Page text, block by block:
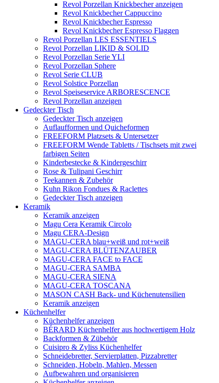
Revol Porzellan Knickbecher anzeigen
Revol Knickbecher Cappuccino
Revol Knickbecher Espresso
Revol Knickbecher Espresso Flaggen
Revol Porzellan LES ESSENTIELS
Revol Porzellan LIKID & SOLID
Revol Porzellan Serie YLI
Revol Porzellan Sphere
Revol Serie CLUB
Revol Solstice Porzellan
Revol Speiseservice ARBORESCENCE
Revol Porzellan anzeigen
Gedeckter Tisch
Gedeckter Tisch anzeigen
Auflaufformen und Quicheformen
FREEFORM Platzsets & Untersetzer
FREEFORM Wende Tabletts / Tischsets mit zwei
farbigen Seiten
Kinderbestecke & Kindergeschirr
Rose & Tulipani Geschirr
Teekannen & Zubehör
Kuhn Rikon Fondues & Raclettes
Gedeckter Tisch anzeigen
Keramik
Keramik anzeigen
Magu Cera Keramik Circolo
Magu CERA-Design
MAGU-CERA blau+weiß und rot+weiß
MAGU-CERA BLÜTENZAUBER
MAGU-CERA FACE to FACE
MAGU-CERA SAMBA
MAGU-CERA SIENA
MAGU-CERA TOSCANA
MASON CASH Back- und Küchenutensilien
Keramik anzeigen
Küchenhelfer
Küchenhelfer anzeigen
BÉRARD Küchenhelfer aus hochwertigem Holz
Backformen & Zübehör
Cuisipro & Zyliss Küchenhelfer
Schneidebretter, Servierplatten, Pizzabretter
Schneiden, Hobeln, Mahlen, Messen
Aufbewahren und organisieren